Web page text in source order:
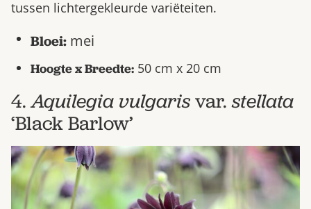
tussen lichtergekleurde variëteiten.
Bloei: mei
Hoogte x Breedte: 50 cm x 20 cm
4.Aquilegia vulgarisvar.stellata
‘Black Barlow’